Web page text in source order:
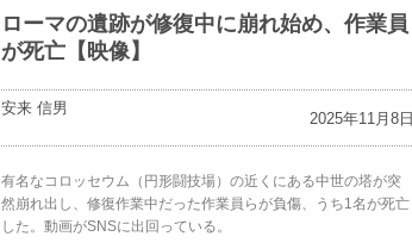
ローマの遺跡が修復中に崩れ始め、作業員
が死亡【映像】
安来 信男
2025年11月8日
有名なコロッセウム（円形闘技場）の近くにある中世の塔が突
然崩れ出し、修復作業中だった作業員らが負傷、うち1名が死亡
した。動画がSNSに出回っている。